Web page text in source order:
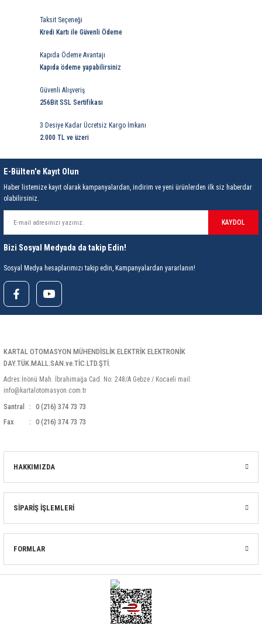
3 Desiye Kadar Ücretsiz Kargo İmkanı
2.000 TL ve üzeri
Kapıda Ödeme Avantajı
Kapıda ödeme yapabilirsiniz
Güvenli Alışveriş
256Bit SSL Sertifikası
Taksit Seçeneği
Kredi Kartı ile Güvenli Ödeme
E-Bülten'e Kayıt Olun
Haber listemize kayıt olarak kampanyalardan, indirim ve yeni ürünlerden ilk siz haberdar
olabilirsiniz.
KAYDOL
Bizi Sosyal Medyada da takip Edin!
Sosyal Medya hesaplarımızı takip edin, Kampanyalardan yararlanın!
KARTAL OTOMASYON MÜHENDİSLİK ELEKTRİK ELEKTRONİK
DAY.TÜK.MALL.SAN.ve.TİC.LTD.ŞTİ.
Adres:İnönü Mah. İbrahimağa Cad. No: 248/A Gebze / Kocaeli mail:
info@kartalotomasyon.com.tr
Santral
0 (216) 374 73 73
Fax
0 (216) 374 73 73
HAKKIMIZDA
SİPARİŞ İŞLEMLERİ
FORMLAR